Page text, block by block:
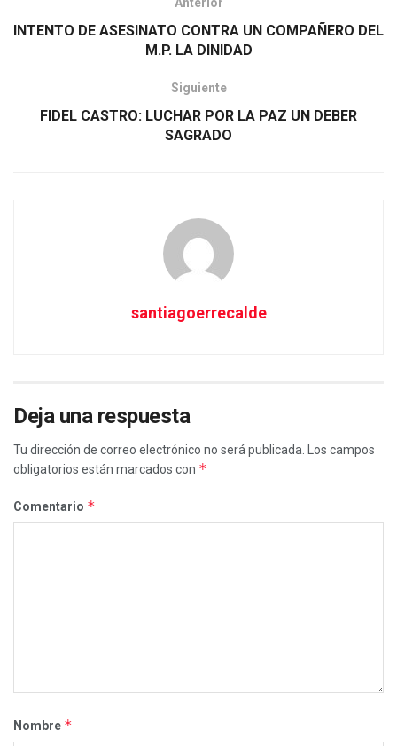
INTENTO DE ASESINATO CONTRA UN COMPAÑERO DEL
M.P. LA DINIDAD
Siguiente
FIDEL CASTRO: LUCHAR POR LA PAZ UN DEBER
SAGRADO
santiagoerrecalde
Deja una respuesta
Tu dirección de correo electrónico no será publicada.
Los campos
obligatorios están marcados con *
Comentario *
Nombre *